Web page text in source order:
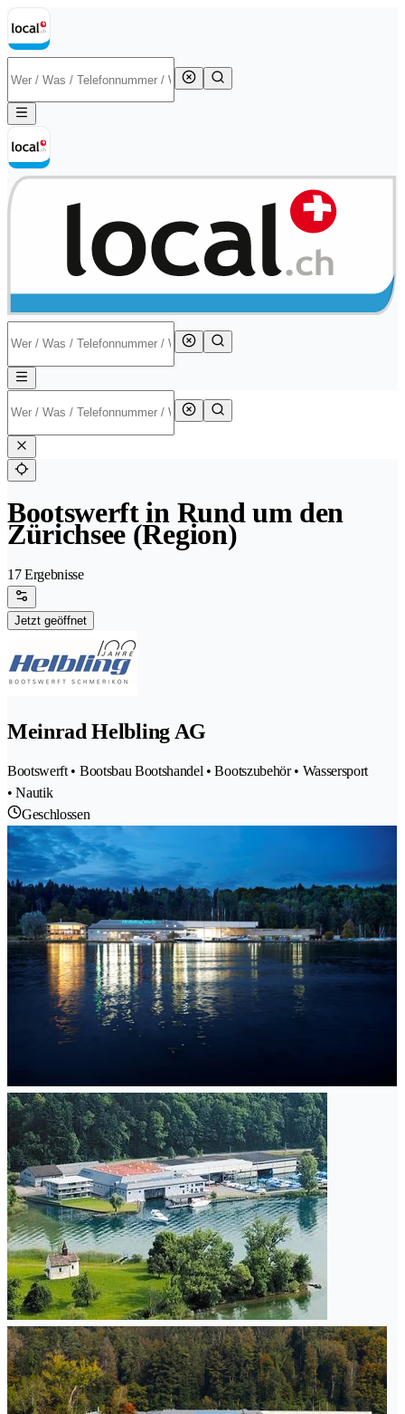
Bootswerft in Rund um den
Zürichsee (Region)
17 Ergebnisse
Jetzt geöffnet
Meinrad Helbling AG
Bootswerft • Bootsbau Bootshandel • Bootszubehör • Wassersport
• Nautik
Geschlossen